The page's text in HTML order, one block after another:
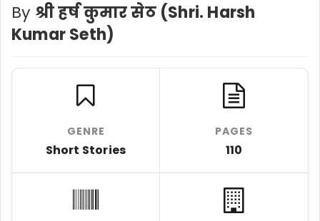
By श्री हर्ष कुमार सेठ (Shri. Harsh
Kumar Seth)
GENRE
Short Stories
PAGES
110